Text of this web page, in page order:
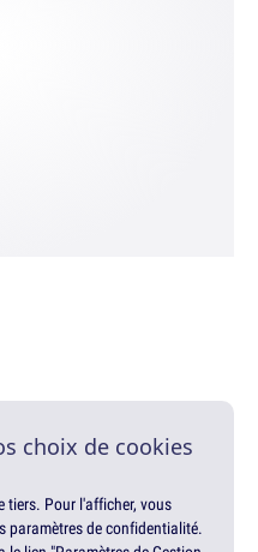
choix de cookies
tiers. Pour l'afficher, vous
paramètres de confidentialité.